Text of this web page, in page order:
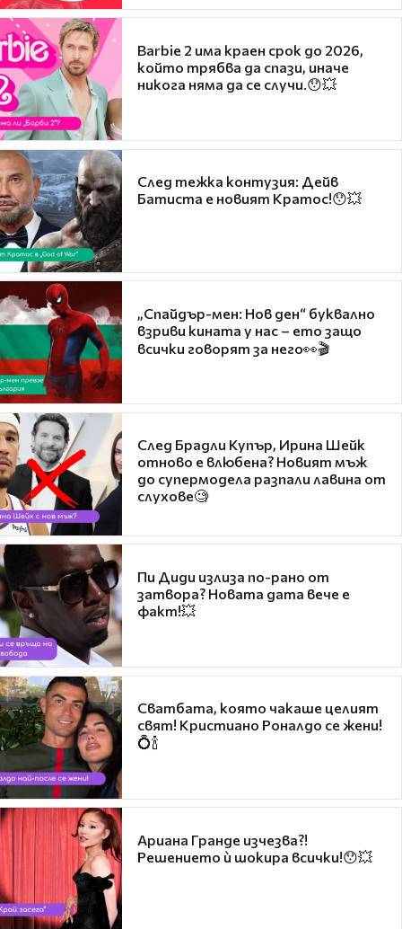
Barbie 2 има краен срок до 2026,
който трябва да спази, иначе
никога няма да се случи.😯💥
След тежка контузия: Дейв
Батиста е новият Кратос!😯💥
„Спайдър-мен: Нов ден“ буквално
взриви кината у нас – ето защо
всички говорят за него👀🎬
След Брадли Купър, Ирина Шейк
отново е влюбена? Новият мъж
до супермодела разпали лавина от
слухове🧐
Пи Диди излиза по-рано от
затвора? Новата дата вече е
факт!💥
Сватбата, която чакаше целият
свят! Кристиано Роналдо се жени!
💍🍾
Ариана Гранде изчезва?!
Решението ѝ шокира всички!😯💥